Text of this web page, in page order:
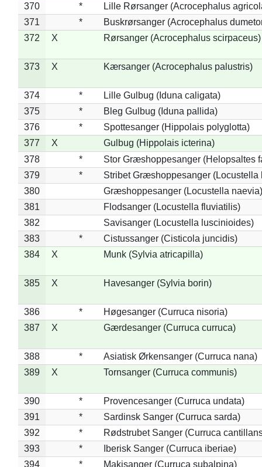
370 *
Lille Rørsanger (Acrocephalus
371
*
Buskrørsanger (Acrocephalus
372
X Rørsanger (Acrocephalus scirpaceus)
373 X Kærsanger (Acrocephalus palustris)
374 *
Lille Gulbug (Iduna caligata)
375
*
Bleg Gulbug (Iduna pallida)
376
*
Spottesanger (Hippolais polyglotta)
377
X
Gulbug (Hippolais icterina)
378
*
Stor Græshoppesanger (Helopsaltes
379
*
Stribet Græshoppesanger (Locustella
380
Græshoppesanger (Locustella naevia)
381
Flodsanger (Locustella fluviatilis)
382
Savisanger (Locustella luscinioides)
383
*
Cistussanger (Cisticola juncidis)
384
X Munk (Sylvia atricapilla)
385 X Havesanger (Sylvia borin)
386 *
Høgesanger (Curruca nisoria)
387
X Gærdesanger (Curruca curruca)
388 *
Asiatisk Ørkensanger (Curruca nana)
389
X Tornsanger (Curruca communis)
390 *
Provencesanger (Curruca undata)
391
*
Sardinsk Sanger (Curruca sarda)
392
*
Rødstrubet Sanger (Curruca
393
*
Iberisk Sanger (Curruca iberiae)
394
*
Makisanger (Curruca subalpina)